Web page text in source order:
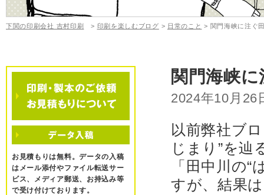
下関の印刷会社 吉村印刷 > 印刷を楽しむブログ > 日常のこと > 関門海峡に注ぐ
お見積もりは無料。データの入稿
はメール添付やファイル転送サー
ビス、メディア郵送、お持込み等
で受け付けております。
関門海峡
2024年10月26
以前弊社ブ
じまり”を辿
「田中川の
すが、結果